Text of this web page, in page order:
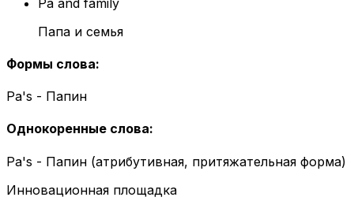
Папа и семья
Формы слова:
Pa's - Папин
Однокоренные слова:
Pa's - Папин (атрибутивная, притяжательная форма)
Инновационная площадка